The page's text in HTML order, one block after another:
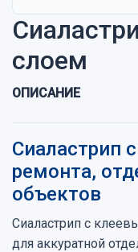
слоем
ОПИСАНИЕ
Сиаластрип
ремонта,
объектов
Сиаластрип с
для аккуратной